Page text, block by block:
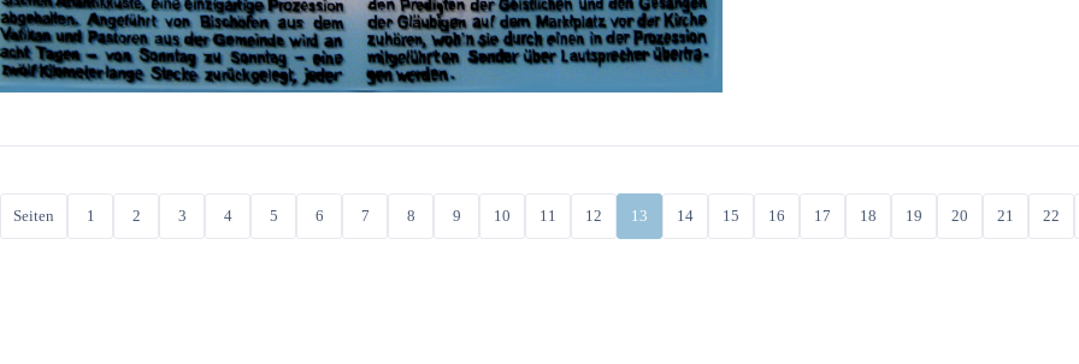
Seiten 1 2 3 4 5 6 7 8 9 10 11 12 13 14 15 16 17 18 19 20 21 22